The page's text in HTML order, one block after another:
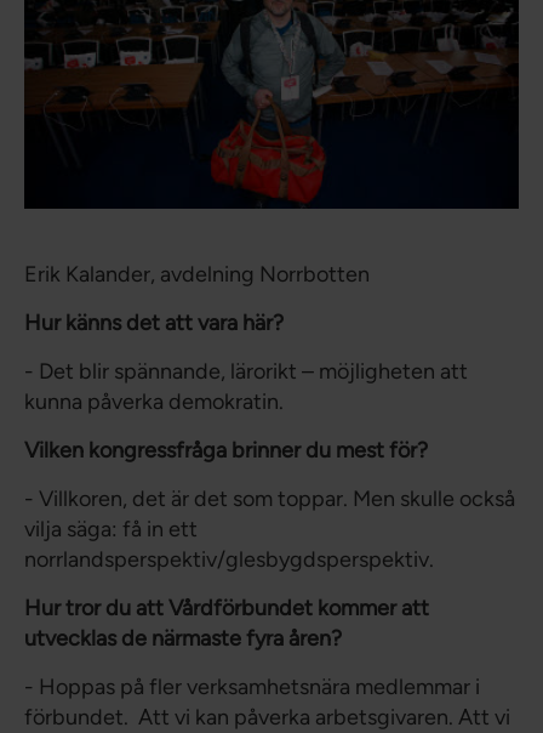
Erik Kalander, avdelning Norrbotten
Hur känns det att vara här?
- Det blir spännande, lärorikt – möjligheten att
kunna påverka demokratin.
Vilken kongressfråga brinner du mest för?
- Villkoren, det är det som toppar. Men skulle också
vilja säga: få in ett
norrlandsperspektiv/glesbygdsperspektiv.
Hur tror du att Vårdförbundet kommer att
utvecklas de närmaste fyra åren?
- Hoppas på fler verksamhetsnära medlemmar i
förbundet. Att vi kan påverka arbetsgivaren. Att vi